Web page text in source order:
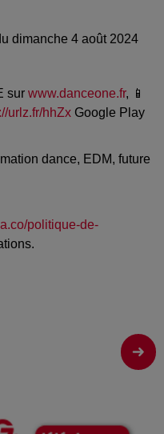
dimanche 4 août 2024
sur www.danceone.fr, 📱
urlz.fr/hhZx Google Play
dance, EDM, future
politique-de-